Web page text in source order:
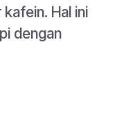
Hal ini
dengan